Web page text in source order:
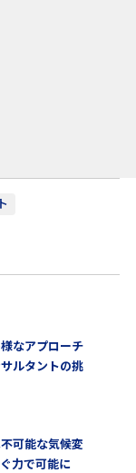
なアプローチ
ルタントの挑
可能な気候変
力で可能に